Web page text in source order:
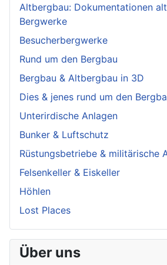
Altbergbau: Dokumentationen
Bergwerke
Besucherbergwerke
Rund um den Bergbau
Bergbau & Altbergbau in 3D
Dies & jenes rund um den
Unterirdische Anlagen
Bunker & Luftschutz
Rüstungsbetriebe & militärische
Felsenkeller & Eiskeller
Höhlen
Lost Places
Über uns